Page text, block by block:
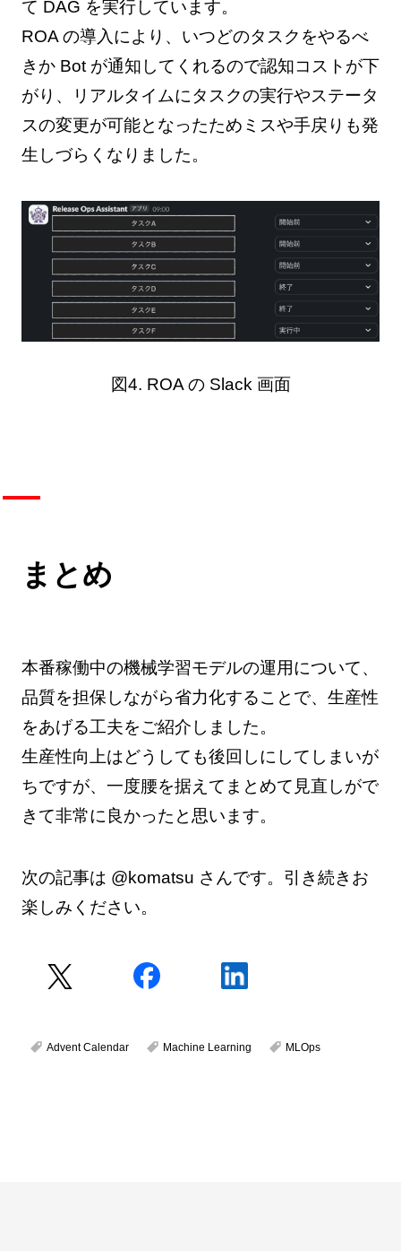
て DAG を実行しています。
ROA の導入により、いつどのタスクをやるべ
きか Bot が通知してくれるので認知コストが下
がり、リアルタイムにタスクの実行やステータ
スの変更が可能となったためミスや手戻りも発
生しづらくなりました。
図4. ROA の Slack 画面
まとめ
本番稼働中の機械学習モデルの運用について、
品質を担保しながら省力化することで、生産性
をあげる工夫をご紹介しました。
生産性向上はどうしても後回しにしてしまいが
ちですが、一度腰を据えてまとめて見直しがで
きて非常に良かったと思います。
次の記事は @komatsu さんです。引き続きお
楽しみください。
Advent Calendar Machine Learning MLOps